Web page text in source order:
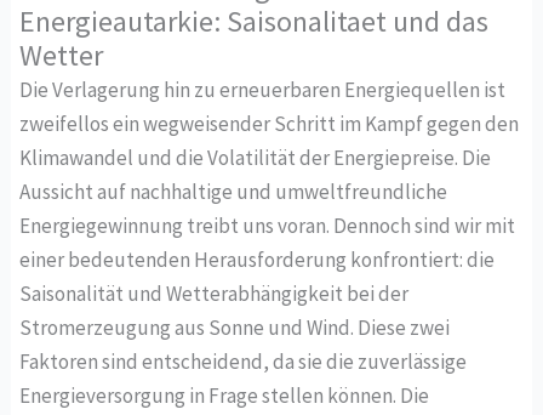
Energieautarkie: Saisonalitaet und das
Wetter
Die Verlagerung hin zu erneuerbaren Energiequellen ist
zweifellos ein wegweisender Schritt im Kampf gegen den
Klimawandel und die Volatilität der Energiepreise. Die
Aussicht auf nachhaltige und umweltfreundliche
Energiegewinnung treibt uns voran. Dennoch sind wir mit
einer bedeutenden Herausforderung konfrontiert: die
Saisonalität und Wetterabhängigkeit bei der
Stromerzeugung aus Sonne und Wind. Diese zwei
Faktoren sind entscheidend, da sie die zuverlässige
Energieversorgung in Frage stellen können. Die